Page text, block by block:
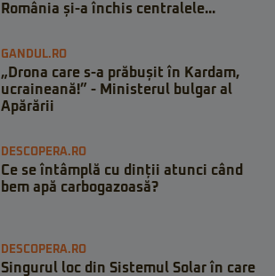
România și-a închis centralele...
GANDUL.RO
„Drona care s-a prăbușit în Kardam,
ucraineană!” - Ministerul bulgar al
Apărării
DESCOPERA.RO
Ce se întâmplă cu dinții atunci când
bem apă carbogazoasă?
DESCOPERA.RO
Singurul loc din Sistemul Solar în care